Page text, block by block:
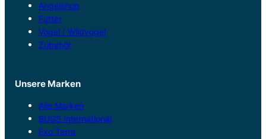
Angelshop
Futter
Vogel / Wildvogel
Zubehör
Unsere Marken
Alle Marken
BUGS International
Exo Terra